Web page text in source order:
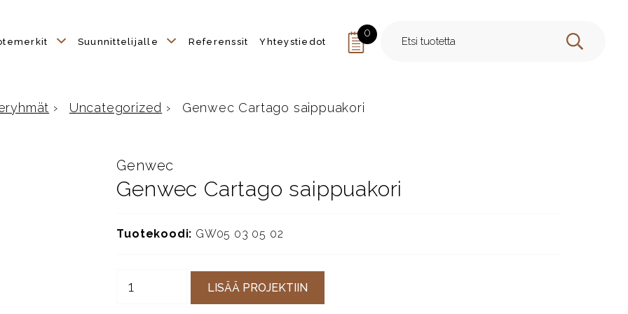
Suunnittelijalle Referenssit Yhteystiedot
0
HAE
› Uncategorized › Genwec Cartago saippuakori
Genwec
Genwec Cartago saippuakori
Tuotekoodi: GW05 03 05 02
LISÄÄ PROJEKTIIN